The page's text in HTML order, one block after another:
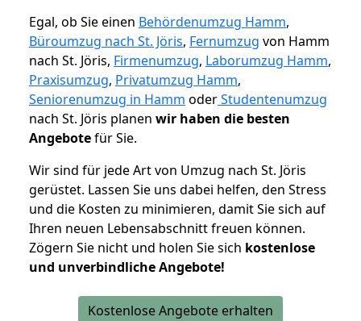
Egal, ob Sie einen Behördenumzug Hamm,
Büroumzug nach St. Jöris, Fernumzug von Hamm
nach St. Jöris, Firmenumzug, Laborumzug Hamm,
Praxisumzug, Privatumzug Hamm,
Seniorenumzug in Hamm oderStudentenumzug
nach St. Jöris planen wir haben die besten
Angebotefür Sie.
Wir sind für jede Art von Umzug nach St. Jöris
gerüstet. Lassen Sie uns dabei helfen, den Stress
und die Kosten zu minimieren, damit Sie sich auf
Ihren neuen Lebensabschnitt freuen können.
Zögern Sie nicht und holen Sie sich kostenlose
und unverbindliche Angebote!
Kostenlose Angebote erhalten